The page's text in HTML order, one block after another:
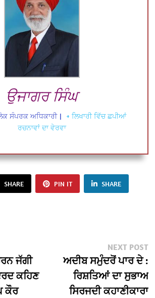
ਉਜਾਗਰ ਸਿੰਘ
ਸੰਪਰਕ ਅਧਿਕਾਰੀ |
+ ਲਿਖਾਰੀ ਵਿੱਚ ਛਪੀਆਂ
ਰਚਨਾਵਾਂ ਦਾ ਵੇਰਵਾ
SHARE PIN IT SHARE
ਜੱਗੀ
ਕਹਿਣ
ਕੌਰ
NEXT POST
ਅਦੀਬ ਸਮੁੰਦਰੋਂ ਪਾਰ ਦੇ :
ਰਿਸ਼ਤਿਆਂ ਦਾ ਸੁਭਾਅ
ਸਿਰਜਦੀ ਕਹਾਣੀਕਾਰਾ